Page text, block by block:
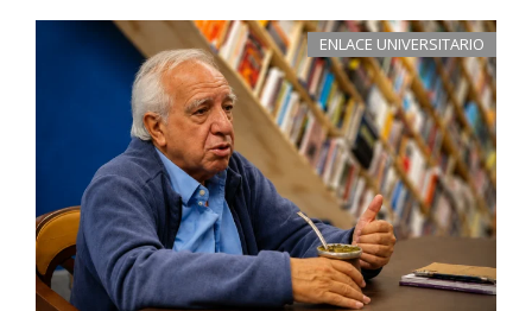
ENLACE UNIVERSITARIO